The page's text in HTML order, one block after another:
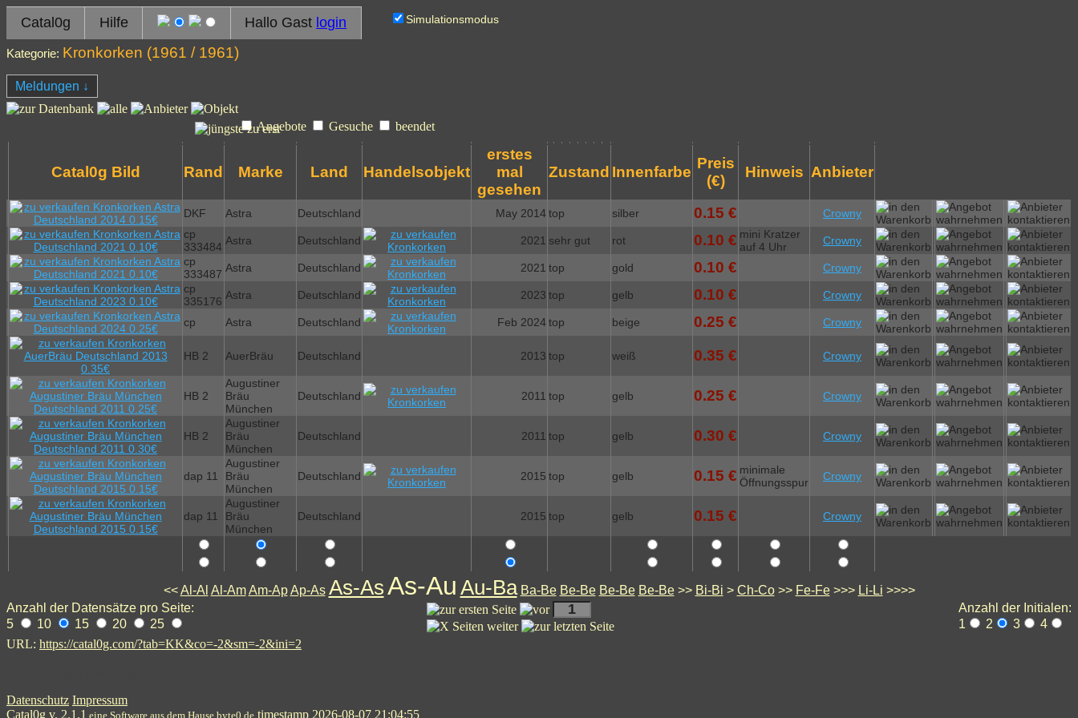
Catal0g Hilfe Hallo Gast login Simulationsmodus
Kategorie: Kronkorken (1961 / 1961)
Meldungen ↓
Angebote Gesuche beendet
Catal0g Bild Rand Marke Land Handelsobjekt
erstes
mal
gesehen
Zustand Innenfarbe
Preis
(€)
Hinweis Anbieter
DKF Astra Deutschland May 2014top silber 0.15 €
Crowny
cp
333484 Astra Deutschland 2021 sehr gut rot 0.10 € mini Kratzer
auf 4 Uhr
Crowny
cp
333487 Astra Deutschland 2021 top gold 0.10 €
Crowny
cp
335176 Astra Deutschland 2023 top gelb 0.10 € Crowny
cp Astra Deutschland Feb 2024top beige 0.25 € Crowny
HB 2 AuerBräu Deutschland 2013 top weiß 0.35 € Crowny
HB 2
Augustiner
Bräu
München
Deutschland 2011 top gelb 0.25 € Crowny
HB 2
Augustiner
Bräu
München
Deutschland 2011 top gelb 0.30 € Crowny
dap 11
Augustiner
Bräu
München
Deutschland 2015 top gelb 0.15 € minimale
Öffnungsspur
Crowny
dap 11
Augustiner
Bräu
München
Deutschland 2015 top gelb 0.15 € Crowny
<<Al-Al Al-Am Am-Ap Ap-As As-AsAs-Au Au-Ba Ba-Be Be-Be Be-Be Be-Be>> Bi-Bi > Ch-Co>> Fe-Fe>>> Li-Li >>>>
Anzahl der Datensätze pro Seite:
5
10 15 20 25
Anzahl der Initialen:
1
2 3
4
URL: https://catal0g.com/?tab=KK&co=-2&sm=-2&ini=2
Datenschutz Impressum
Catal0g v. 2.1.1
timestamp 2026-08-07 21:04:55